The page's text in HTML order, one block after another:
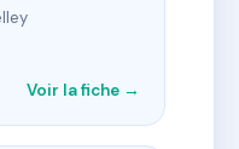
Voir la fiche →